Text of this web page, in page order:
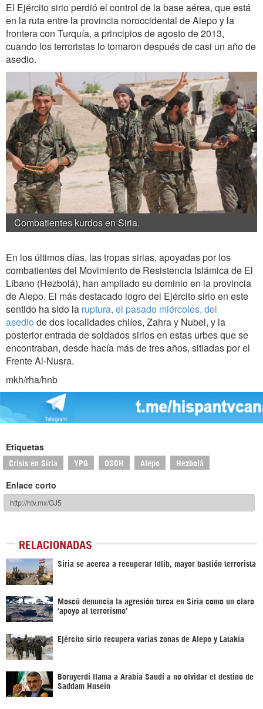
El Ejército sirio perdió el control de la base aérea, que está
en la ruta entre la provincia noroccidental de Alepo y la
frontera con Turquía, a principios de agosto de 2013,
cuando los terroristas lo tomaron después de casi un año de
asedio.
Combatientes kurdos en Siria.
En los últimos días, las tropas sirias, apoyadas por los
combatientes del Movimiento de Resistencia Islámica de El
Líbano (Hezbolá), han ampliado su dominio en la provincia
de Alepo. El más destacado logro del Ejército sirio en este
sentido ha sido la ruptura, el pasado miércoles, del
asedio de dos localidades chiíes, Zahra y Nubel, y la
posterior entrada de soldados sirios en estas urbes que se
encontraban, desde hacía más de tres años, sitiadas por el
Frente Al-Nusra.
mkh/rha/hnb
Etiquetas
Crisis en Siria YPG OSDH Alepo Hezbolá
Enlace corto
RELACIONADAS
Siria se acerca a recuperar Idlib, mayor bastión terrorista
Moscú denuncia la agresión turca en Siria como un claro
‘apoyo al terrorismo’
Ejército sirio recupera varias zonas de Alepo y Latakia
Boruyerdi llama a Arabia Saudí a no olvidar el destino de
Saddam Husein